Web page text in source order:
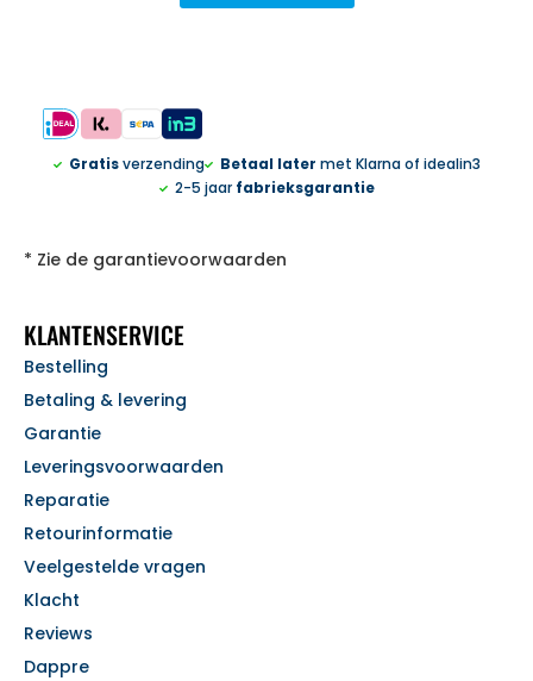
Gratisverzending Betaal later met Klarna of idealin3
2-5 jaar fabrieksgarantie
* Zie de garantievoorwaarden
KLANTENSERVICE
Bestelling
Betaling & levering
Garantie
Leveringsvoorwaarden
Reparatie
Retourinformatie
Veelgestelde vragen
Klacht
Reviews
Dappre